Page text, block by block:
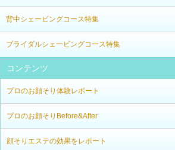
背中シェービングコース特集
ブライダルシェービングコース特集
コンテンツ
プロのお顔そり体験レポート
プロのお顔そりBefore&After
顔そりエステの効果をレポート